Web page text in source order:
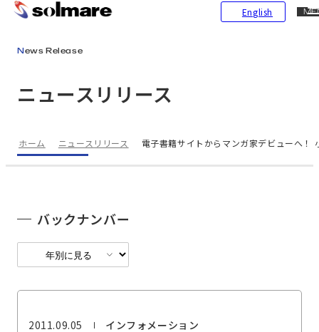
English
ニュースリリース
News Release
ホーム ニュースリリース 電子書籍サイトからマンガ家デビューへ
2011.09.05 インフォメーション
バックナンバー